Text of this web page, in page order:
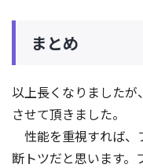
まとめ
以上長くなりました
させて頂きました。
性能を重視すれば、
断トツだと思います